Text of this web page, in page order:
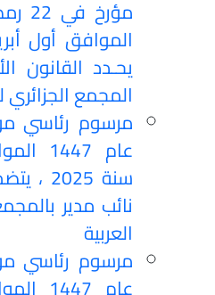
يحـدد القانون
المجمع الجزائري
سنة
نائب مدير
العربية